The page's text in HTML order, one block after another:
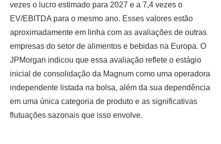
vezes o lucro estimado para 2027 e a 7,4 vezes o
EV/EBITDA para o mesmo ano. Esses valores estão
aproximadamente em linha com as avaliações de outras
empresas do setor de alimentos e bebidas na Europa. O
JPMorgan indicou que essa avaliação reflete o estágio
inicial de consolidação da Magnum como uma operadora
independente listada na bolsa, além da sua dependência
em uma única categoria de produto e as significativas
flutuações sazonais que isso envolve.